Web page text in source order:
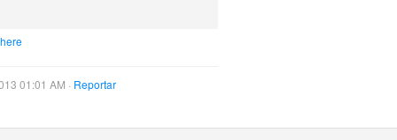
01:01 AM · Reportar